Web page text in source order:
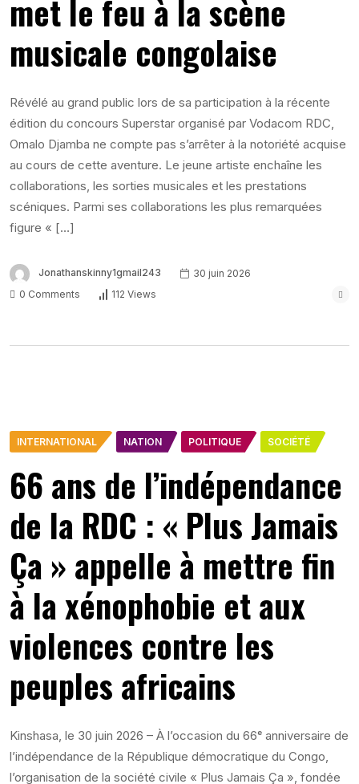
met le feu à la scène
musicale congolaise
Révélé au grand public lors de sa participation à la récente
édition du concours Superstar organisé par Vodacom RDC,
Omalo Djamba ne compte pas s’arrêter à la notoriété acquise
au cours de cette aventure. Le jeune artiste enchaîne les
collaborations, les sorties musicales et les prestations
scéniques. Parmi ses collaborations les plus remarquées
figure « […]
Jonathanskinny1gmail243
30 juin 2026
0 Comments
112 Views
INTERNATIONAL NATION POLITIQUE SOCIÉTÉ
66 ans de l’indépendance
de la RDC : « Plus Jamais
Ça » appelle à mettre fin
à la xénophobie et aux
violences contre les
peuples africains
Kinshasa, le 30 juin 2026 – À l’occasion du 66ᵉ anniversaire de
l’indépendance de la République démocratique du Congo,
l’organisation de la société civile « Plus Jamais Ça », fondée